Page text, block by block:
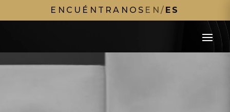
ENCUÉNTRANOS EN / ES